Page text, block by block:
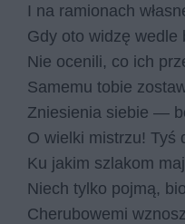
I na ramionach
Gdy oto widzę wedle
Nie ocenili, co ich
Samemu tobie
Zniesienia siebie —
O wielki mistrzu! Tyś
Ku jakim szlakom
Niech tylko pojmą,
Cherubowemi